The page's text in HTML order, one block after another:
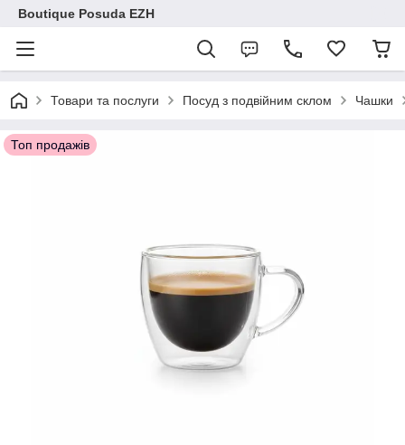
Boutique Posuda EZH
Товари та послуги Посуд з подвійним склом Чашки
Топ продажів